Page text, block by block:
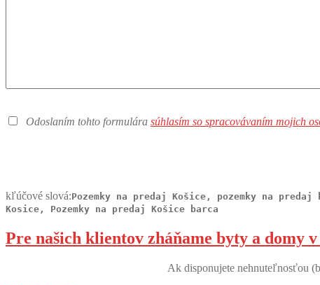
Odoslaním tohto formulára súhlasím so spracovávaním mojich
kľúčové slová:Pozemky na predaj Košice, pozemky na
Kosice, Pozemky na predaj Košice barca
Pre našich klientov zháňame byty a domy
Ak disponujete nehnuteľnosťou